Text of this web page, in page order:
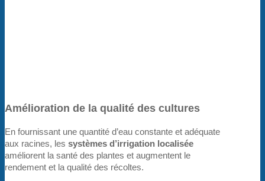
Amélioration de la qualité des cultures
En fournissant une quantité d’eau constante et adéquate
aux racines, les systèmes d’irrigation localisée
améliorent la santé des plantes et augmentent le
rendement et la qualité des récoltes.